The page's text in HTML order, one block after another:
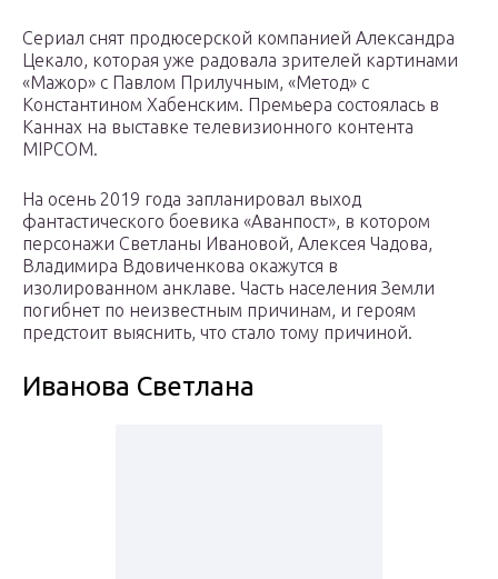
Сериал снят продюсерской компанией Александра
Цекало, которая уже радовала зрителей картинами
«Мажор» с Павлом Прилучным, «Метод» с
Константином Хабенским. Премьера состоялась в
Каннах на выставке телевизионного контента
МIРСОМ.
На осень 2019 года запланировал выход
фантастического боевика «Аванпост», в котором
персонажи Светланы Ивановой, Алексея Чадова,
Владимира Вдовиченкова окажутся в
изолированном анклаве. Часть населения Земли
погибнет по неизвестным причинам, и героям
предстоит выяснить, что стало тому причиной.
Иванова Светлана